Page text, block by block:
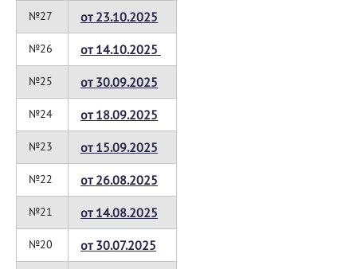
№27 от 23.10.2025
№26 от 14.10.2025
№25 от 30.09.2025
№24 от 18.09.2025
№23 от 15.09.2025
№22 от 26.08.2025
№21 от 14.08.2025
№20 от 30.07.2025